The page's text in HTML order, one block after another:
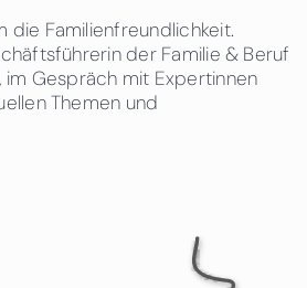
die Familienfreundlichkeit.
der Familie & Beruf
im Gespräch mit Expertinnen
Themen und